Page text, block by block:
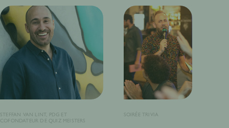
STEFFAN VAN LINT, PDG ET
COFONDATEUR DE QUIZ MEISTERS
SOIRÉE TRIVIA